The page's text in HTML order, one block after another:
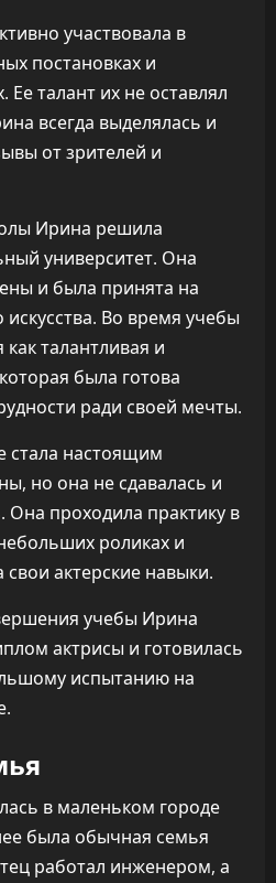
участвовала в
постановках и
Ее талант их не оставлял
всегда выделялась и
от зрителей и
Ирина решила
университет. Она
и была принята на
искусства. Во время учебы
талантливая и
была готова
ради своей мечты.
стала настоящим
но она не сдавалась и
Она проходила практику в
роликах и
актерские навыки.
учебы Ирина
актрисы и готовилась
испытанию на
в маленьком городе
была обычная семья
работал инженером, а